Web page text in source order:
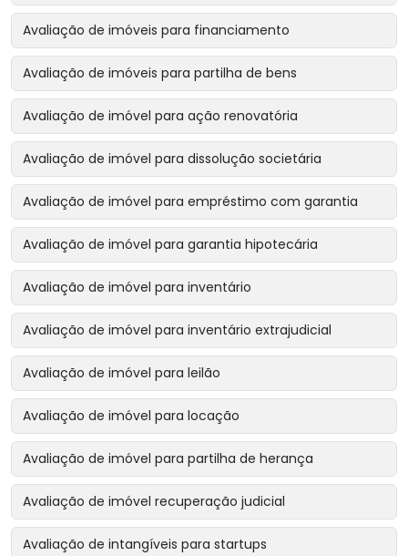
Avaliação de imóveis para financiamento
Avaliação de imóveis para partilha de bens
Avaliação de imóvel para ação renovatória
Avaliação de imóvel para dissolução societária
Avaliação de imóvel para empréstimo com garantia
Avaliação de imóvel para garantia hipotecária
Avaliação de imóvel para inventário
Avaliação de imóvel para inventário extrajudicial
Avaliação de imóvel para leilão
Avaliação de imóvel para locação
Avaliação de imóvel para partilha de herança
Avaliação de imóvel recuperação judicial
Avaliação de intangíveis para startups